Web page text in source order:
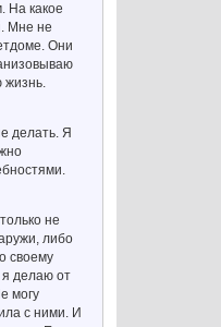
На какое
Мне не
Они
жизнь.
делать. Я
не
либо
своему
я делаю от
могу
с ними. И